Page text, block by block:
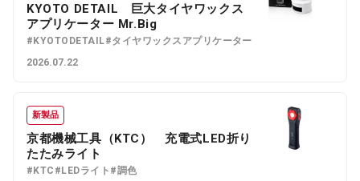
KYOTO DETAIL 巨大タイヤワックス
アプリケーター Mr.Big
#KYOTODETAIL#タイヤワックスアプリケーター
2026.07.22
新製品
京都機械工具（KTC） 充電式LED折り
たたみライト
#KTC #LEDライト #調色